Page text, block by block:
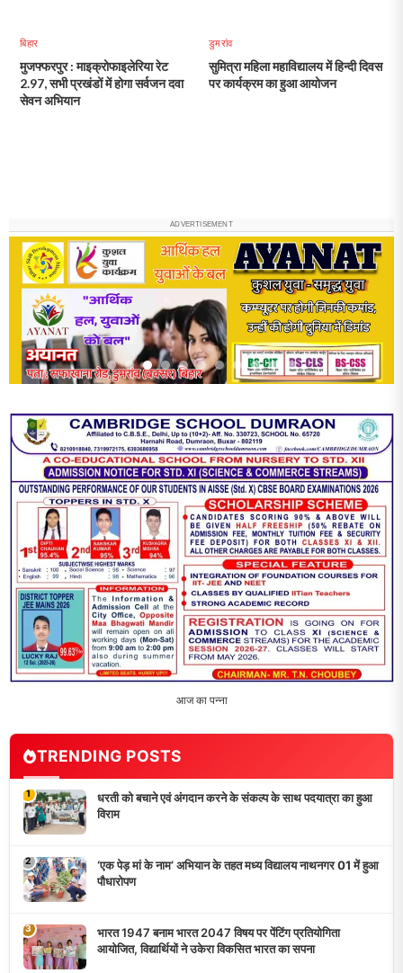
बिहार
मुजफ्फरपुर : माइक्रोफाइलेरिया रेट
2.97, सभी प्रखंडों में होगा सर्वजन दवा
सेवन अभियान
डुमरांव
सुमित्रा महिला महाविद्यालय में हिन्दी दिवस
पर कार्यक्रम का हुआ आयोजन
ADVERTISEMENT
आज का पन्ना
TRENDING POSTS
1
धरती को बचाने एवं अंगदान करने के संकल्प के साथ पदयात्रा का हुआ
विराम
2
‘एक पेड़ मां के नाम’ अभियान के तहत मध्य विद्यालय नाथनगर 01 में हुआ
पौधारोपण
3
भारत 1947 बनाम भारत 2047 विषय पर पेंटिंग प्रतियोगिता
आयोजित, विद्यार्थियों ने उकेरा विकसित भारत का सपना